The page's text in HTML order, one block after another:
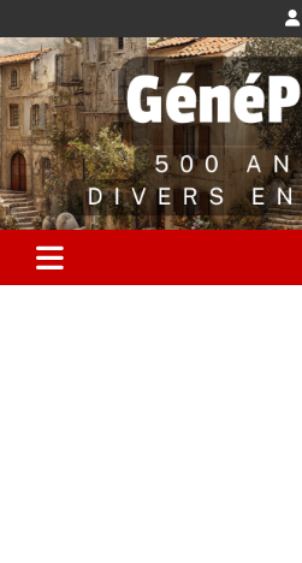
Aller
au
contenu
GénéProvence
500 ans de faits divers en Provence